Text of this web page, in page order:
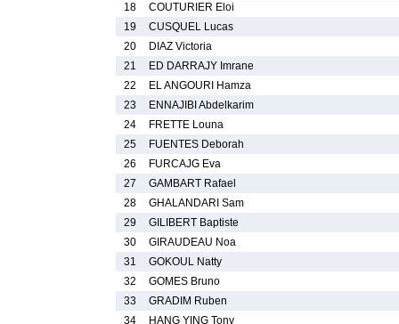
18
COUTURIER Eloi
19
CUSQUEL Lucas
20
DIAZ Victoria
21
ED DARRAJY Imrane
22
EL ANGOURI Hamza
23
ENNAJIBI Abdelkarim
24
FRETTE Louna
25
FUENTES Deborah
26
FURCAJG Eva
27
GAMBART Rafael
28
GHALANDARI Sam
29
GILIBERT Baptiste
30
GIRAUDEAU Noa
31
GOKOUL Natty
32
GOMES Bruno
33
GRADIM Ruben
34
HANG YING Tony